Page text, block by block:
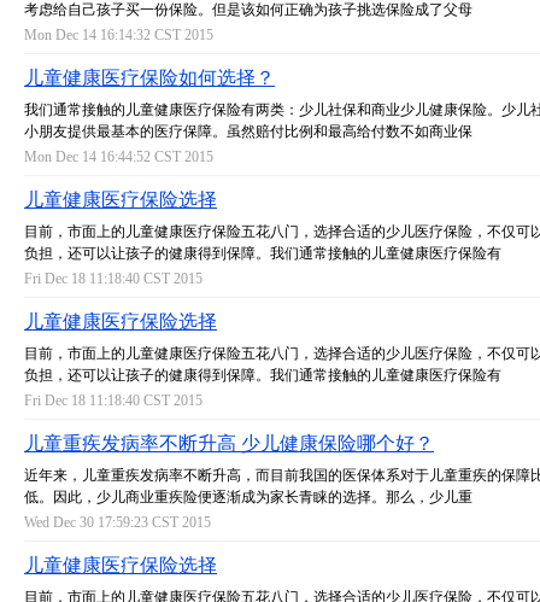
考虑给自己孩子买一份保险。但是该如何正确为孩子挑选保险成了父母
Mon Dec 14 16:14:32 CST 2015
儿童健康医疗保险如何选择？
我们通常接触的儿童健康医疗保险有两类：少儿社保和商业少儿健康保险。少儿
小朋友提供最基本的医疗保障。虽然赔付比例和最高给付数不如商业保
Mon Dec 14 16:44:52 CST 2015
儿童健康医疗保险选择
目前，市面上的儿童健康医疗保险五花八门，选择合适的少儿医疗保险，不仅可
负担，还可以让孩子的健康得到保障。我们通常接触的儿童健康医疗保险有
Fri Dec 18 11:18:40 CST 2015
儿童健康医疗保险选择
目前，市面上的儿童健康医疗保险五花八门，选择合适的少儿医疗保险，不仅可
负担，还可以让孩子的健康得到保障。我们通常接触的儿童健康医疗保险有
Fri Dec 18 11:18:40 CST 2015
儿童重疾发病率不断升高 少儿健康保险哪个好？
近年来，儿童重疾发病率不断升高，而目前我国的医保体系对于儿童重疾的保障
低。因此，少儿商业重疾险便逐渐成为家长青睐的选择。那么，少儿重
Wed Dec 30 17:59:23 CST 2015
儿童健康医疗保险选择
目前，市面上的儿童健康医疗保险五花八门，选择合适的少儿医疗保险，不仅可